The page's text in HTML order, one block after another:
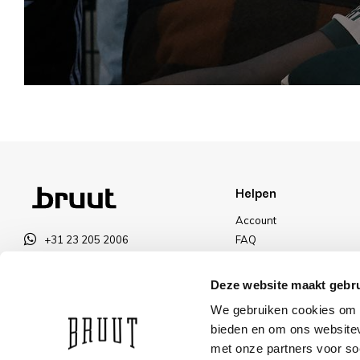
Deze website maakt
We gebruiken cookies
bieden en om ons
met onze partners voor
+31 23 205 2006
OPENINGSTIJDEN
Helpen
Account
FAQ
Betalen
Kortingen